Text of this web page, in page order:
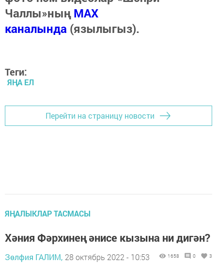
Чаллы»ныңMAX
каналында (язылыгыз).
Теги:
ЯҢА ЕЛ
Перейти на страницу новости
ЯҢАЛЫКЛАР ТАСМАСЫ
Хәния Фәрхинең әнисе кызына ни дигән?
Зөлфия ГАЛИМ, 28 октябрь 2022 - 10:53 1658 0 3